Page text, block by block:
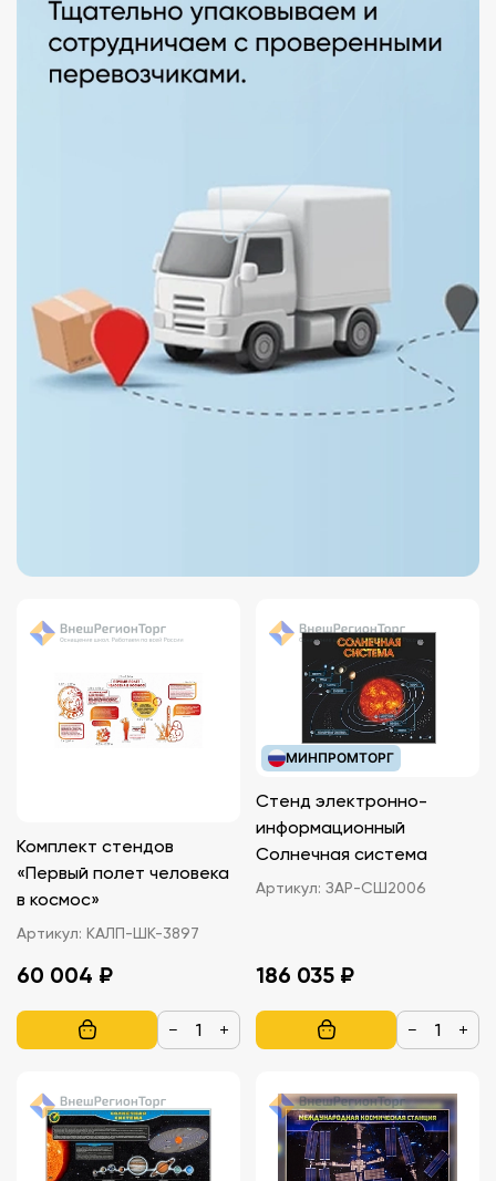
Комплект стендов
«Первый полет человека
в космос»
Артикул: КАЛП-ШК-3897
60 004 ₽
− +
МИНПРОМТОРГ
Стенд электронно-
информационный
Солнечная система
Артикул: ЗАР-СШ2006
186 035 ₽
− +